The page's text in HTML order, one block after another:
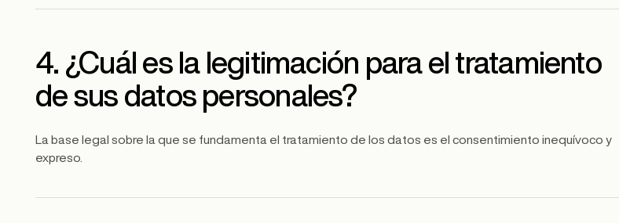
4. ¿Cuál es la legitimación para el tratamiento
de sus datos personales?
La base legal sobre la que se fundamenta el tratamiento de los datos es el consentimiento inequívoco y
expreso.